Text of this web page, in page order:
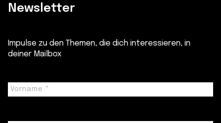
Newsletter
Impulse zu den Themen, die dich interessieren, in
deiner Mailbox